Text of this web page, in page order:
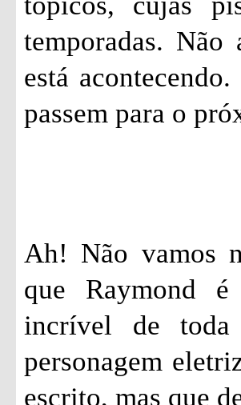
temporadas. Não
está
passem para o
Ah! Não vamos
que Raymond
incrível de
personagem
escrito, mas que